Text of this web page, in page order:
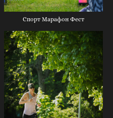
Спорт Марафон Фест